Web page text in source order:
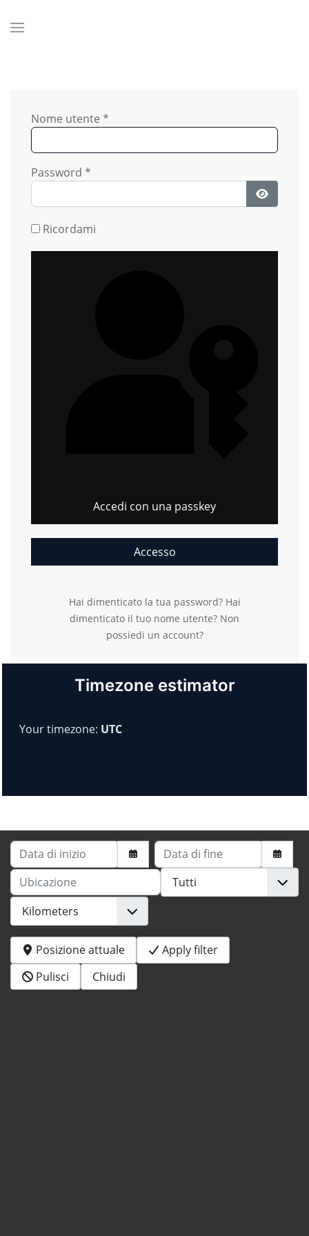
Nome utente *
Password *
Mostra
Ricordami
Accedi con una passkey
Accesso
Hai dimenticato la tua password? Hai
dimenticato il tuo nome utente? Non
possiedi un account?
Timezone estimator
Your timezone: UTC
Data di inizio
Data di fine
Ubicazione
Posizione attuale
Apply filter
Pulisci
Chiudi